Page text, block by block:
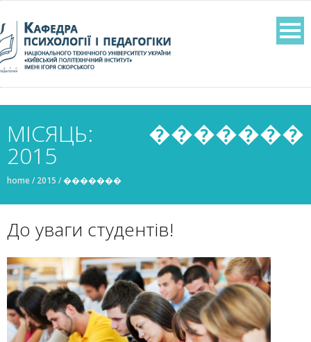
МІСЯЦЬ: �������
2015
home/ 2015 /�������
До уваги студентів!